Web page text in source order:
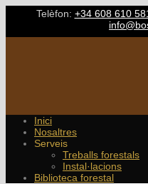
Telèfon: +34 608 610
Inici
Nosaltres
Serveis
Treballs forestals
Instal·lacions
Biblioteca forestal